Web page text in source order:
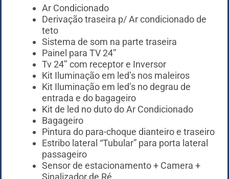
Ar Condicionado
Derivação traseira p/ Ar condicionado de
teto
Sistema de som na parte traseira
Painel para TV 24’’
Tv 24’’ com receptor e Inversor
Kit Iluminação em led’s nos maleiros
Kit Iluminação em led’s no degrau de
entrada e do bagageiro
Kit de led no duto do Ar Condicionado
Bagageiro
Pintura do para-choque dianteiro e traseiro
Estribo lateral “Tubular” para porta lateral
passageiro
Sensor de estacionamento + Camera +
Sinalizador de Ré